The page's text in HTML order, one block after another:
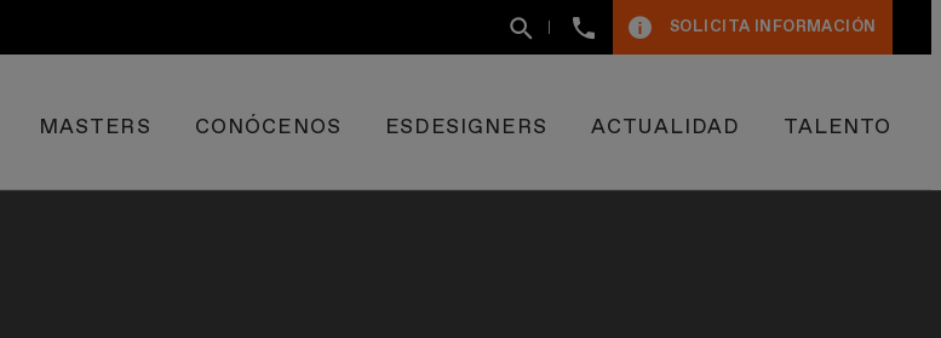
+34
93
SOLICITA INFORMACIÓN
MASTERS CONÓCENOS ESDESIGNERS ACTUALIDAD TALENTO